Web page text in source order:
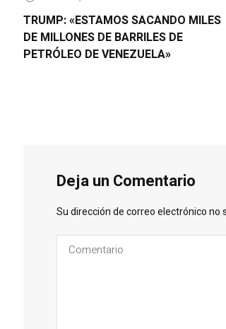
TRUMP: «ESTAMOS SACANDO MILES
DE MILLONES DE BARRILES DE
PETRÓLEO DE VENEZUELA»
Deja un Comentario
Su dirección de correo electrónico no